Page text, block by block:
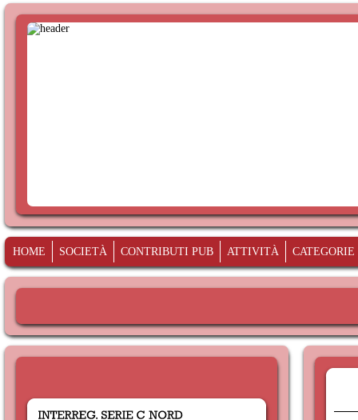
HOME SOCIETÀ CONTRIBUTI PUB ATTIVITÀ CATEGORIE